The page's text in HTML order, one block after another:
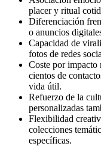
placer y ritual
Diferenciación
o anuncios
Capacidad de
fotos de redes
Coste por impacto
cientos de
vida útil.
Refuerzo de la
personalizadas
Flexibilidad
colecciones
específicas.